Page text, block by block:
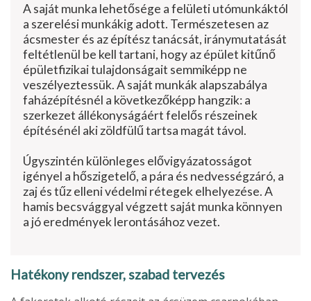
A saját munka lehetősége a felületi utómunkáktól
a szerelési munkákig adott. Természetesen az
ácsmester és az építész tanácsát, iránymutatását
feltétlenül be kell tartani, hogy az épület kitűnő
épületfizikai tulajdon­ságait semmiképp ne
veszélyeztessük. A saját munkák alapszabálya
faház­építésnél a következőképp hangzik: a
szerkezet állékonyságáért felelős ré­szeinek
építésénél aki zöldfülű tartsa magát távol.
Úgyszintén különleges elővigyázatos­ságot
igényel a hőszigetelő, a pára és nedvességzáró, a
zaj és tűz elleni védelmi rétegek elhelyezése. A
hamis becsvággyal végzett saját munka könnyen
a jó eredmények lerontásá­hoz vezet.
Hatékony rendszer, szabad tervezés